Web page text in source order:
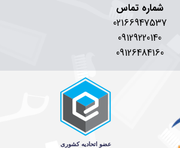
شماره تماس
02166947537
09129220140
09126484160